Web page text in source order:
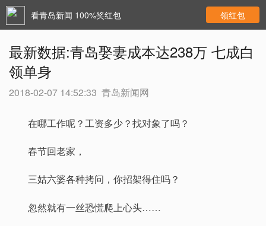
看青岛新闻 100%奖红包 领红包
最新数据:青岛娶妻成本达238万 七成白
领单身
2018-02-07 14:52:33 青岛新闻网
在哪工作呢？工资多少？找对象了吗？
春节回老家，
三姑六婆各种拷问，你招架得住吗？
忽然就有一丝恐慌爬上心头……